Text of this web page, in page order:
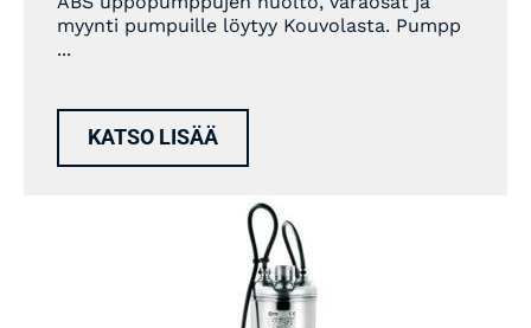
myynti pumpuille löytyy Kouvolasta. Pumpp
...
KATSO LISÄÄ